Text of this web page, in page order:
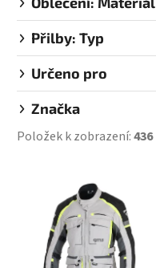
Přilby: Typ
Určeno pro
Značka
Položek k zobrazení:436